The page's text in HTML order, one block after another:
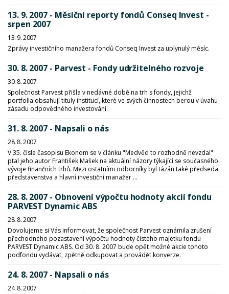
13. 9. 2007 - Měsíční reporty fondů Conseq Invest -
srpen 2007
13. 9. 2007
Zprávy investičního manažera fondů Conseq Invest za uplynulý měsíc.
30. 8. 2007 - Parvest - Fondy udržitelného rozvoje
30. 8. 2007
Společnost Parvest přišla v nedávné době na trh s fondy, jejichž
portfolia obsahují tituly institucí, které ve svých činnostech berou v úvahu
zásadu odpovědného investování.
31. 8. 2007 - Napsali o nás
28. 8. 2007
V 35. čísle časopisu Ekonom se v článku "Medvěd to rozhodně nevzdal"
ptal jeho autor František Mašek na aktuální názory týkající se současného
vývoje finančních trhů. Mezi ostatními odborníky byl tázán také předseda
představenstva a hlavní investiční manažer ...
28. 8. 2007 - Obnovení výpočtu hodnoty akcií fondu
PARVEST Dynamic ABS
28. 8. 2007
Dovolujeme si Vás informovat, že společnost Parvest oznámila zrušení
přechodného pozastavení výpočtu hodnoty čistého majetku fondu
PARVEST Dynamic ABS. Od 30. 8. 2007 bude opět možné akcie tohoto
podfondu vydávat, zpětně odkupovat a provádět konverze.
24. 8. 2007 - Napsali o nás
24. 8. 2007